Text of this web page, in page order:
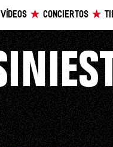
VÍDEOS CONCIERTOS